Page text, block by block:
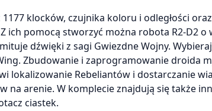
1177 klocków, czujnika koloru i odległości
ich pomocą stworzyć można robota R2-D2 o
dźwięki z sagi Gwiezdne Wojny.
Zbudowanie i zaprogramowanie droida
lokalizowanie Rebeliantów i dostarczanie
na arenie. W komplecie znajdują się także
ciastek.